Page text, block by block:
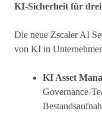
KI-Sicherheit für drei
Die neue Zscaler AI
von KI in
KI Asset
Governance-